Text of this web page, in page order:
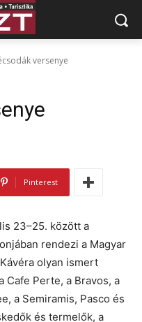
versenye
Pinterest
23–25. között a
rendezi a Magyar
olyan ismert
Cafe Perte, a Bravos, a
a Semiramis, Pasco és
és termelők, a